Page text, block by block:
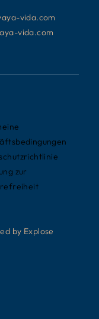
vida.com
vida.com
zur
by Explose